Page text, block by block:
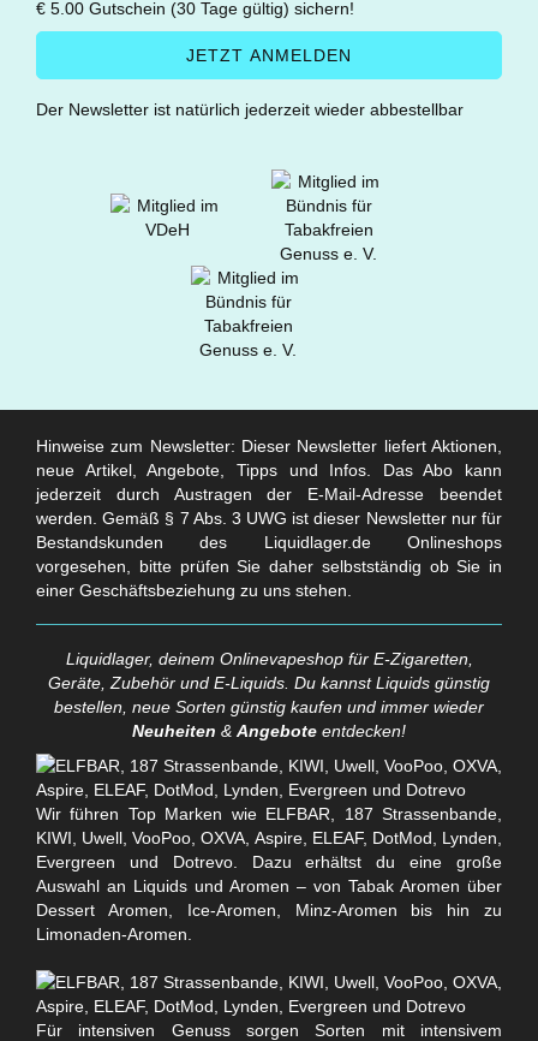
€ 5.00 Gutschein (30 Tage gültig) sichern!
Der Newsletter ist natürlich jederzeit wieder abbestellbar
Hinweise zum Newsletter: Dieser Newsletter liefert Aktionen,
neue Artikel, Angebote, Tipps und Infos. Das Abo kann
jederzeit durch Austragen der E-Mail-Adresse beendet
werden. Gemäß § 7 Abs. 3 UWG ist dieser Newsletter nur für
Bestandskunden des Liquidlager.de Onlineshops
vorgesehen, bitte prüfen Sie daher selbstständig ob Sie in
einer Geschäftsbeziehung zu uns stehen.
Liquidlager, deinem Onlinevapeshop für E-Zigaretten,
Geräte, Zubehör und E-Liquids. Du kannst Liquids günstig
bestellen, neue Sorten günstig kaufen und immer wieder
Neuheiten & Angebote entdecken!
Wir führen Top Marken wie ELFBAR, 187 Strassenbande,
KIWI, Uwell, VooPoo, OXVA, Aspire, ELEAF, DotMod, Lynden,
Evergreen und Dotrevo. Dazu erhältst du eine große
Auswahl an Liquids und Aromen – von Tabak Aromen über
Dessert Aromen, Ice-Aromen, Minz-Aromen bis hin zu
Limonaden-Aromen.
Für intensiven Genuss sorgen Sorten mit intensivem